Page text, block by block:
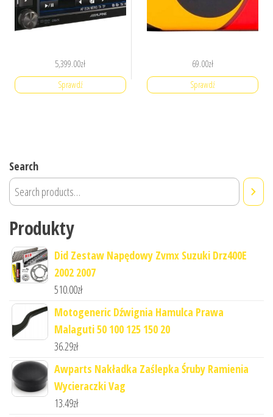
5,399.00zł
Sprawdź
69.00zł
Sprawdź
Search
Produkty
Did Zestaw Napędowy Zvmx Suzuki Drz400E
2002 2007
510.00zł
Motogeneric Dźwignia Hamulca Prawa
Malaguti 50 100 125 150 20
36.29zł
Awparts Nakładka Zaślepka Śruby Ramienia
Wycieraczki Vag
13.49zł